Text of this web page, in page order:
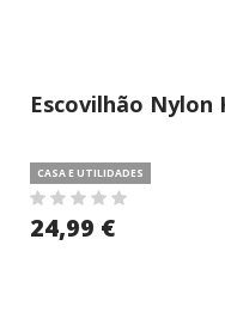
Escovilhão Nylon
CASA E UTILIDADES
24,99 €